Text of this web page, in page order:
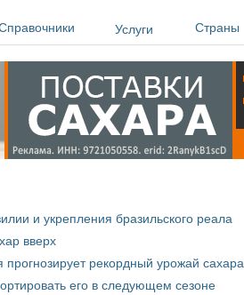
Услуги Страны
и укрепления бразильского реала
вверх
рекордный урожай сахара
его в следующем сезоне